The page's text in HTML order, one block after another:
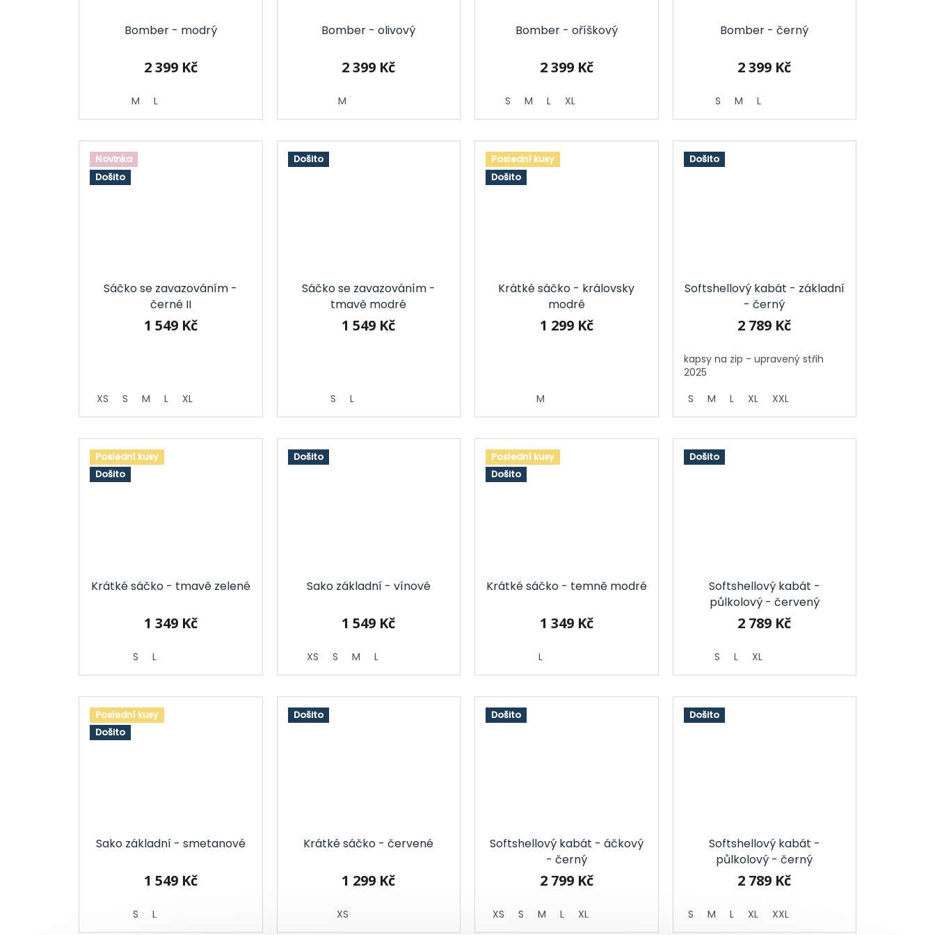
Bomber - modrý
2 399 Kč
M L
Bomber - olivový
2 399 Kč
M
Bomber - oříškový
2 399 Kč
S M L XL
Bomber - černý
2 399 Kč
S M L
Novinka
Došito
Sáčko se zavazováním -
černé II
1 549 Kč
XS S M L XL
Došito
Sáčko se zavazováním -
tmavě modré
1 549 Kč
S L
Poslední kusy
Došito
Krátké sáčko - královsky
modré
1 299 Kč
M
Došito
Softshellový kabát - základní
- černý
2 789 Kč
kapsy na zip - upravený střih
2025
S
M L XL XXL
Poslední kusy
Došito
Krátké sáčko - tmavě zelené
1 349 Kč
S L
Došito
Sako základní - vínové
1 549 Kč
XS S M L
Poslední kusy
Došito
Krátké sáčko - temně modré
1 349 Kč
L
Došito
Softshellový kabát -
půlkolový - červený
2 789 Kč
S L XL
Poslední kusy
Došito
Sako základní - smetanové
1 549 Kč
S L
Došito
Krátké sáčko - červené
1 299 Kč
XS
Došito
Softshellový kabát - áčkový
- černý
2 799 Kč
XS S M L XL
Došito
Softshellový kabát -
půlkolový - černý
2 789 Kč
S M L XL XXL